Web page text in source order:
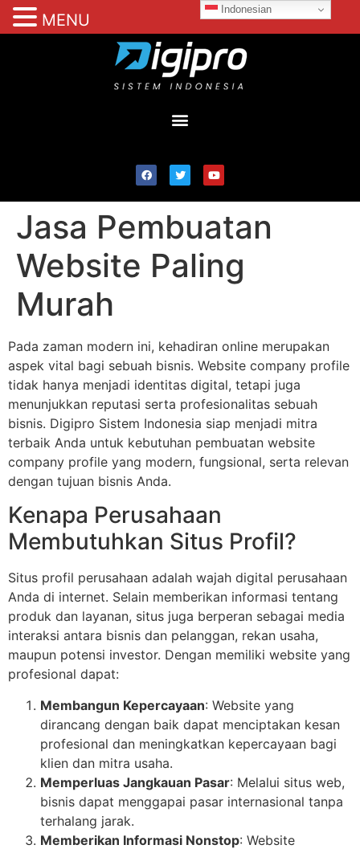
Jasa Pembuatan
Website Paling
Murah
Pada zaman modern ini, kehadiran online merupakan
aspek vital bagi sebuah bisnis. Website company profile
tidak hanya menjadi identitas digital, tetapi juga
menunjukkan reputasi serta profesionalitas sebuah
bisnis. Digipro Sistem Indonesia siap menjadi mitra
terbaik Anda untuk kebutuhan pembuatan website
company profile yang modern, fungsional, serta relevan
dengan tujuan bisnis Anda.
Kenapa Perusahaan
Membutuhkan Situs Profil?
Situs profil perusahaan adalah wajah digital perusahaan
Anda di internet. Selain memberikan informasi tentang
produk dan layanan, situs juga berperan sebagai media
interaksi antara bisnis dan pelanggan, rekan usaha,
maupun potensi investor. Dengan memiliki website yang
profesional dapat:
Membangun Kepercayaan: Website yang
dirancang dengan baik dapat menciptakan kesan
profesional dan meningkatkan kepercayaan bagi
klien dan mitra usaha.
Memperluas Jangkauan Pasar: Melalui situs web,
bisnis dapat menggapai pasar internasional tanpa
terhalang jarak.
Memberikan Informasi Nonstop: Website
Indonesian
MENU